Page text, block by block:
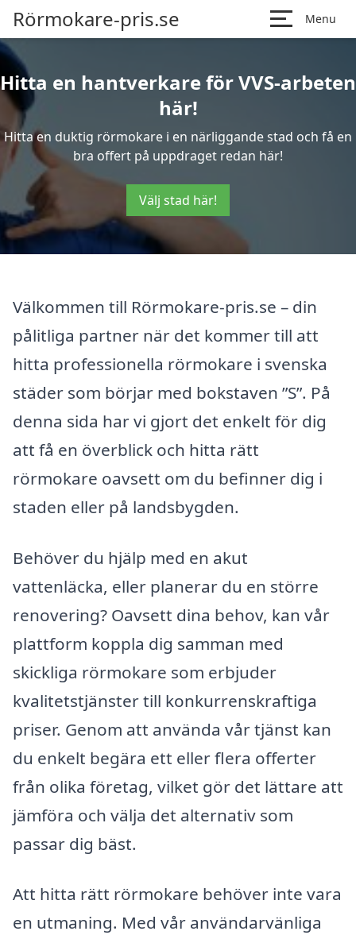
Rörmokare-pris.se Menu
Hitta en hantverkare för VVS-arbeten
här!
Hitta en duktig rörmokare i en närliggande stad och få en
bra offert på uppdraget redan här!
Välj stad här!
Välkommen till Rörmokare-pris.se – din
pålitliga partner när det kommer till att
hitta professionella rörmokare i svenska
städer som börjar med bokstaven ”S”. På
denna sida har vi gjort det enkelt för dig
att få en överblick och hitta rätt
rörmokare oavsett om du befinner dig i
staden eller på landsbygden.
Behöver du hjälp med en akut
vattenläcka, eller planerar du en större
renovering? Oavsett dina behov, kan vår
plattform koppla dig samman med
skickliga rörmokare som erbjuder
kvalitetstjänster till konkurrenskraftiga
priser. Genom att använda vår tjänst kan
du enkelt begära ett eller flera offerter
från olika företag, vilket gör det lättare att
jämföra och välja det alternativ som
passar dig bäst.
Att hitta rätt rörmokare behöver inte vara
en utmaning. Med vår användarvänliga